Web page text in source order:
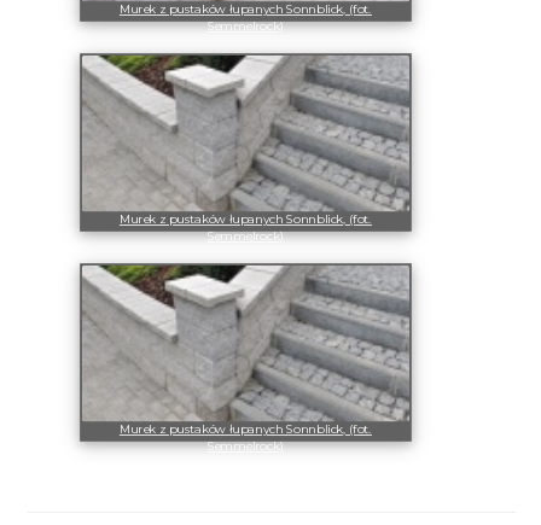
Murek z pustaków łupanych Sonnblick, (fot.
Semmelrock)
Murek z pustaków łupanych Sonnblick, (fot.
Semmelrock)
Murek z pustaków łupanych Sonnblick, (fot.
Semmelrock)